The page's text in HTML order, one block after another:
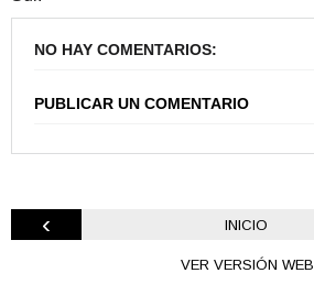
NO HAY COMENTARIOS:
PUBLICAR UN COMENTARIO
‹ INICIO
VER VERSIÓN WEB